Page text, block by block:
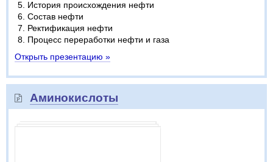
История происхождения нефти
Состав нефти
Ректификация нефти
Процесс переработки нефти и газа
Открыть презентацию »
Аминокислоты